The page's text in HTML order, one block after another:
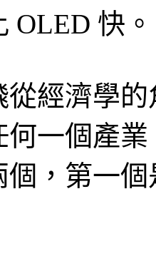
OLED 快。
從經濟學
何一個產
個，第一